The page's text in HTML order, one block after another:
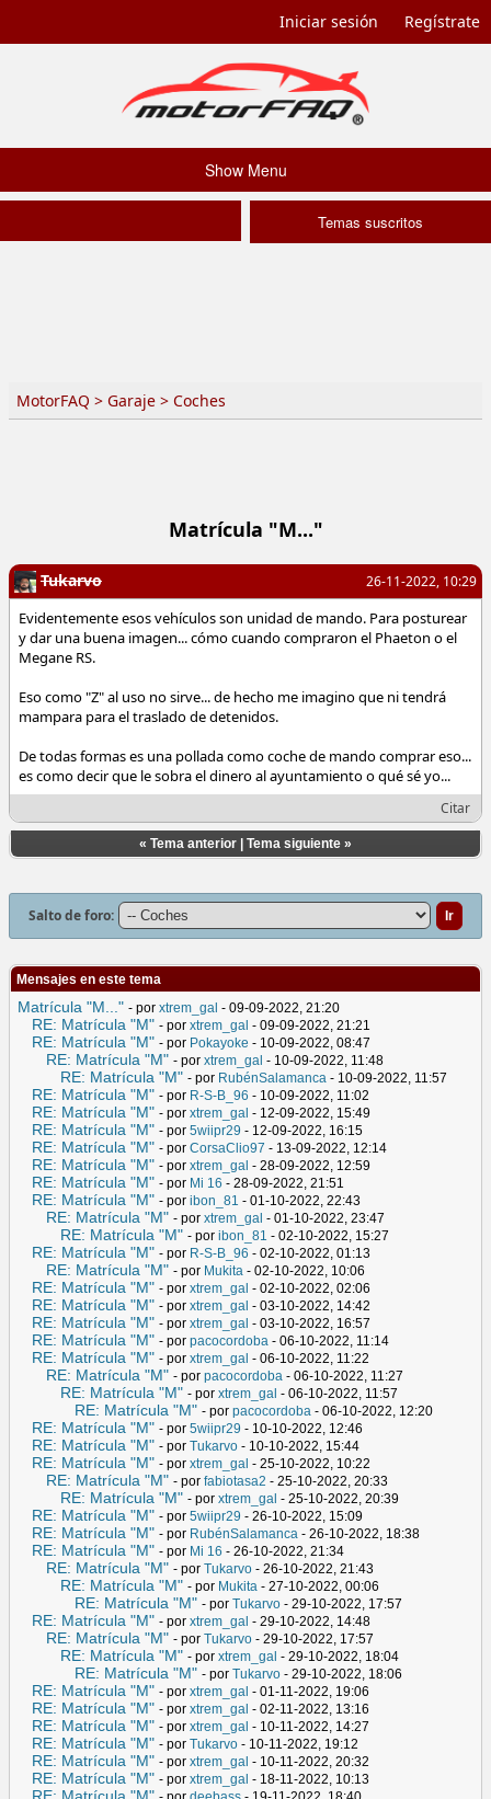
Iniciar sesión Regístrate
Show Menu
Temas suscritos
MotorFAQ > Garaje > Coches
Matrícula "M..."
26-11-2022, 10:29
Tukarvo
Evidentemente esos vehículos son unidad de mando. Para posturear
y dar una buena imagen... cómo cuando compraron el Phaeton o el
Megane RS.
Eso como "Z" al uso no sirve... de hecho me imagino que ni tendrá
mampara para el traslado de detenidos.
De todas formas es una pollada como coche de mando comprar eso...
es como decir que le sobra el dinero al ayuntamiento o qué sé yo...
Citar
« Tema anterior Tema siguiente »
Salto de foro:
Mensajes en este tema
Matrícula "M..." - por xtrem_gal - 09-09-2022, 21:20
RE: Matrícula "M" - por xtrem_gal - 09-09-2022, 21:21
RE: Matrícula "M" - por Pokayoke - 10-09-2022, 08:47
RE: Matrícula "M" - por xtrem_gal - 10-09-2022, 11:48
RE: Matrícula "M" - por RubénSalamanca - 10-09-2022, 11:57
RE: Matrícula "M" - por R-S-B_96 - 10-09-2022, 11:02
RE: Matrícula "M" - por xtrem_gal - 12-09-2022, 15:49
RE: Matrícula "M" - por 5wiipr29 - 12-09-2022, 16:15
RE: Matrícula "M" - por CorsaClio97 - 13-09-2022, 12:14
RE: Matrícula "M" - por xtrem_gal - 28-09-2022, 12:59
RE: Matrícula "M" - por Mi 16 - 28-09-2022, 21:51
RE: Matrícula "M" - por ibon_81 - 01-10-2022, 22:43
RE: Matrícula "M" - por xtrem_gal - 01-10-2022, 23:47
RE: Matrícula "M" - por ibon_81 - 02-10-2022, 15:27
RE: Matrícula "M" - por R-S-B_96 - 02-10-2022, 01:13
RE: Matrícula "M" - por Mukita - 02-10-2022, 10:06
RE: Matrícula "M" - por xtrem_gal - 02-10-2022, 02:06
RE: Matrícula "M" - por xtrem_gal - 03-10-2022, 14:42
RE: Matrícula "M" - por xtrem_gal - 03-10-2022, 16:57
RE: Matrícula "M" - por pacocordoba - 06-10-2022, 11:14
RE: Matrícula "M" - por xtrem_gal - 06-10-2022, 11:22
RE: Matrícula "M" - por pacocordoba - 06-10-2022, 11:27
RE: Matrícula "M" - por xtrem_gal - 06-10-2022, 11:57
RE: Matrícula "M" - por pacocordoba - 06-10-2022, 12:20
RE: Matrícula "M" - por 5wiipr29 - 10-10-2022, 12:46
RE: Matrícula "M" - por Tukarvo - 10-10-2022, 15:44
RE: Matrícula "M" - por xtrem_gal - 25-10-2022, 10:22
RE: Matrícula "M" - por fabiotasa2 - 25-10-2022, 20:33
RE: Matrícula "M" - por xtrem_gal - 25-10-2022, 20:39
RE: Matrícula "M" - por 5wiipr29 - 26-10-2022, 15:09
RE: Matrícula "M" - por RubénSalamanca - 26-10-2022, 18:38
RE: Matrícula "M" - por Mi 16 - 26-10-2022, 21:34
RE: Matrícula "M" - por Tukarvo - 26-10-2022, 21:43
RE: Matrícula "M" - por Mukita - 27-10-2022, 00:06
RE: Matrícula "M" - por Tukarvo - 29-10-2022, 17:57
RE: Matrícula "M" - por xtrem_gal - 29-10-2022, 14:48
RE: Matrícula "M" - por Tukarvo - 29-10-2022, 17:57
RE: Matrícula "M" - por xtrem_gal - 29-10-2022, 18:04
RE: Matrícula "M" - por Tukarvo - 29-10-2022, 18:06
RE: Matrícula "M" - por xtrem_gal - 01-11-2022, 19:06
RE: Matrícula "M" - por xtrem_gal - 02-11-2022, 13:16
RE: Matrícula "M" - por xtrem_gal - 10-11-2022, 14:27
RE: Matrícula "M" - por Tukarvo - 10-11-2022, 19:12
RE: Matrícula "M" - por xtrem_gal - 10-11-2022, 20:32
RE: Matrícula "M" - por xtrem_gal - 18-11-2022, 10:13